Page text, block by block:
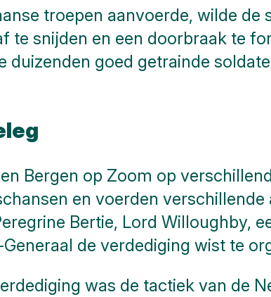
troepen aanvoerde, wilde
te snijden en een doorbraak te
duizenden goed getrainde
Bergen op Zoom op
en voerden
Bertie, Lord Willoughby,
de verdediging wist te
was de tactiek van de